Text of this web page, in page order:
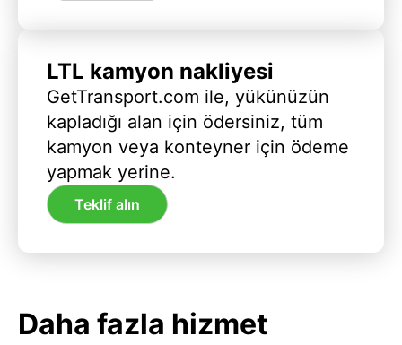
LTL kamyon nakliyesi
GetTransport.com ile, yükünüzün
kapladığı alan için ödersiniz, tüm
kamyon veya konteyner için ödeme
yapmak yerine.
Teklif alın
Daha fazla hizmet